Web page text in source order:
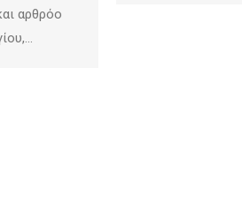
αρθρόο